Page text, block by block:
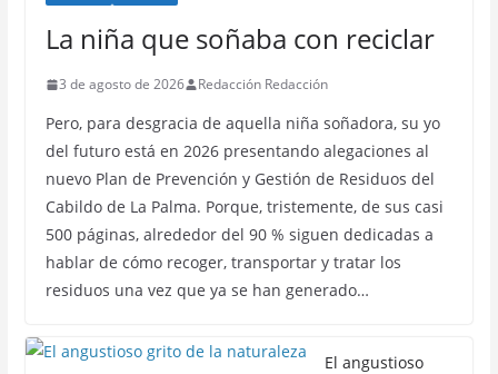
La niña que soñaba con reciclar
3 de agosto de 2026 Redacción Redacción
Pero, para desgracia de aquella niña soñadora, su yo
del futuro está en 2026 presentando alegaciones al
nuevo Plan de Prevención y Gestión de Residuos del
Cabildo de La Palma. Porque, tristemente, de sus casi
500 páginas, alrededor del 90 % siguen dedicadas a
hablar de cómo recoger, transportar y tratar los
residuos una vez que ya se han generado…
El angustioso